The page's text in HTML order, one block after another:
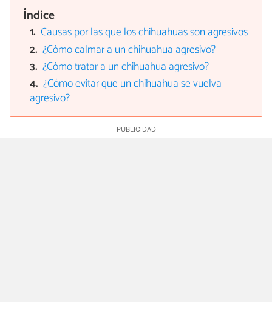
Índice
Causas por las que los chihuahuas son agresivos
¿Cómo calmar a un chihuahua agresivo?
¿Cómo tratar a un chihuahua agresivo?
¿Cómo evitar que un chihuahua se vuelva
agresivo?